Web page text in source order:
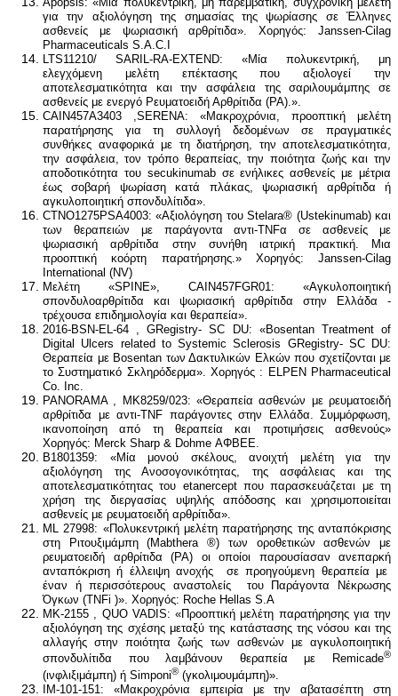
για την αξιολόγηση της σημασίας της ψωρίασης σε Έλληνες
ασθενείς με ψωριασική αρθρίτιδα». Χορηγός: Janssen-Cilag
Pharmaceuticals S.A.C.I
LTS11210/ SARIL-RA-EXTEND: «Μία πολυκεντρική, μη
ελεγχόμενη μελέτη επέκτασης που αξιολογεί την
αποτελεσματικότητα και την ασφάλεια της σαριλουμάμπης σε
ασθενείς με ενεργό Ρευματοειδή Αρθρίτιδα (ΡΑ).».
CAIN457A3403 ,SERENA: «Μακροχρόνια, προοπτική μελέτη
παρατήρησης για τη συλλογή δεδομένων σε πραγματικές
συνθήκες αναφορικά με τη διατήρηση, την αποτελεσματικότητα,
την ασφάλεια, τον τρόπο θεραπείας, την ποιότητα ζωής και την
αποδοτικότητα του secukinumab σε ενήλικες ασθενείς με μέτρια
έως σοβαρή ψωρίαση κατά πλάκας, ψωριασική αρθρίτιδα ή
αγκυλοποιητική σπονδυλίτιδα».
CTNO1275PSA4003: «Αξιολόγηση του Stelara® (Ustekinumab) και
των θεραπειών με παράγοντα αντι-TNFα σε ασθενείς με
ψωριασική αρθρίτιδα στην συνήθη ιατρική πρακτική. Μια
προοπτική κοόρτη παρατήρησης.» Χορηγός: Janssen-Cilag
International (NV)
Μελέτη «SPINE», CAIN457FGR01: «Αγκυλοποιητική
σπονδυλοαρθρίτιδα και ψωριασική αρθρίτιδα στην Ελλάδα -
τρέχουσα επιδημιολογία και θεραπεία».
2016-BSN-EL-64 , GRegistry- SC DU: «Bosentan Treatment of
Digital Ulcers related to Systemic Sclerosis GRegistry- SC DU:
Θεραπεία με Bosentan των Δακτυλικών Ελκών που σχετίζονται με
το Συστηματικό Σκληρόδερμα». Χορηγός : ELPEN Pharmaceutical
Co. Inc.
PANORAMA , MK8259/023: «Θεραπεία ασθενών με ρευματοειδή
αρθρίτιδα με αντι-TNF παράγοντες στην Ελλάδα. Συμμόρφωση,
ικανοποίηση από τη θεραπεία και προτιμήσεις ασθενούς»
Χορηγός: Merck Sharp & Dohme ΑΦΒΕΕ.
B1801359: «Μία μονού σκέλους, ανοιχτή μελέτη για την
αξιολόγηση της Ανοσογονικότητας, της ασφάλειας και της
αποτελεσματικότητας του etanercept που παρασκευάζεται με τη
χρήση της διεργασίας υψηλής απόδοσης και χρησιμοποιείται
ασθενείς με ρευματοειδή αρθρίτιδα».
ML 27998: «Πολυκεντρική μελέτη παρατήρησης της ανταπόκρισης
στη Ριτουξιμάμπη (Mabthera ®) των οροθετικών ασθενών με
ρευματοειδή αρθρίτιδα (ΡΑ) οι οποίοι παρουσίασαν ανεπαρκή
ανταπόκριση ή έλλειψη ανοχής σε προηγούμενη θεραπεία με
έναν ή περισσότερους αναστολείς του Παράγοντα Νέκρωσης
Όγκων (TNFi )». Χορηγός: Roche Hellas S.A
ΜΚ-2155 , QUO VADIS: «Προοπτική μελέτη παρατήρησης για την
αξιολόγηση της σχέσης μεταξύ της κατάστασης της νόσου και της
αλλαγής στην ποιότητα ζωής των ασθενών με αγκυλοποιητική
σπονδυλίτιδα που λαμβάνουν θεραπεία με Remicade®
(ινφλιξιμάμπη) ή Simponi® (γκολιμουμάμπη)».
ΙΜ-101-151: «Μακροχρόνια εμπειρία με την αβατασέπτη στη